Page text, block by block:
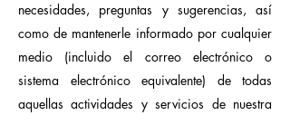
necesidades, preguntas y sugerencias, así
como de mantenerle informado por cualquier
medio (incluido el correo electrónico o
sistema electrónico equivalente) de todas
aquellas actividades y servicios de nuestra